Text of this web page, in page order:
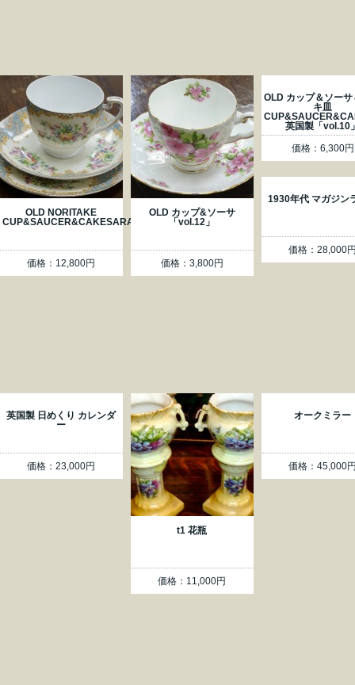
OLD NORITAKE
CUP&SAUCER&CAKESARAH「vol.9」
価格：12,800円
OLD カップ&ソーサ
「vol.12」
価格：3,800円
OLD カップ＆ソー
キ皿
英国製「vol.10
価格：6,300円
1930年代 マガジン
価格：28,000
英国製 日めくり カレンダ
ー
価格：23,000円
t1 花瓶
価格：11,000円
オークミラー
価格：45,000